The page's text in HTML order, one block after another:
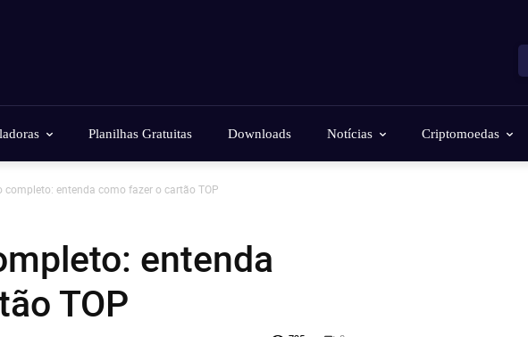
Planilhas Gratuitas Downloads Notícias Criptomoedas
completo: entenda como fazer o cartão TOP
entenda
TOP